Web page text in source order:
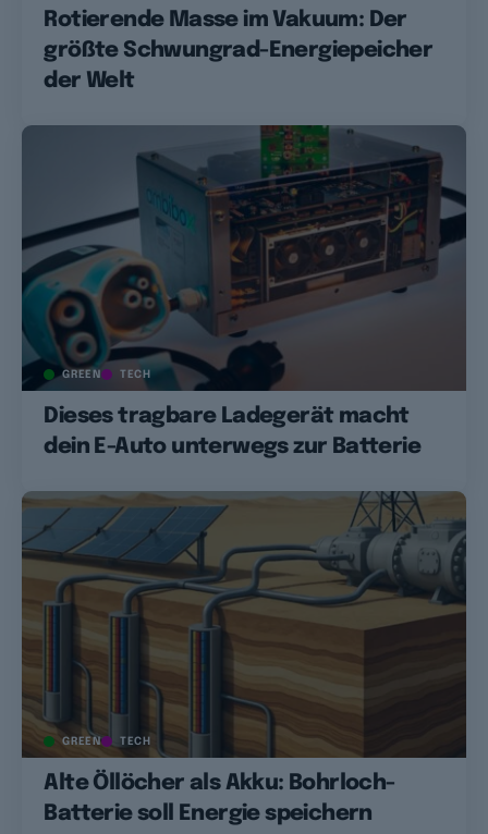
Rotierende Masse im Vakuum: Der
größte Schwungrad-Energiepeicher
der Welt
GREEN TECH
Dieses tragbare Ladegerät macht
dein E-Auto unterwegs zur Batterie
GREEN TECH
Alte Öllöcher als Akku: Bohrloch-
Batterie soll Energie speichern